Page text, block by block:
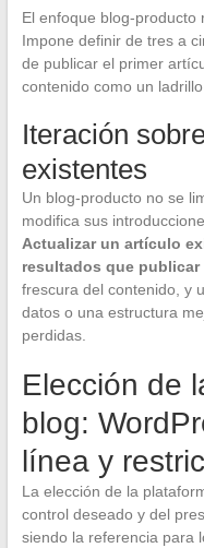
El enfoque blog-producto
Impone definir de tres a
de publicar el primer
contenido como un
Iteración
existentes
Un blog-producto no se
modifica sus
Actualizar un artículo
resultados que publicar
frescura del contenido, y
datos o una estructura
perdidas.
Elección de
blog:
línea y
La elección de la
control deseado y del
siendo la referencia para